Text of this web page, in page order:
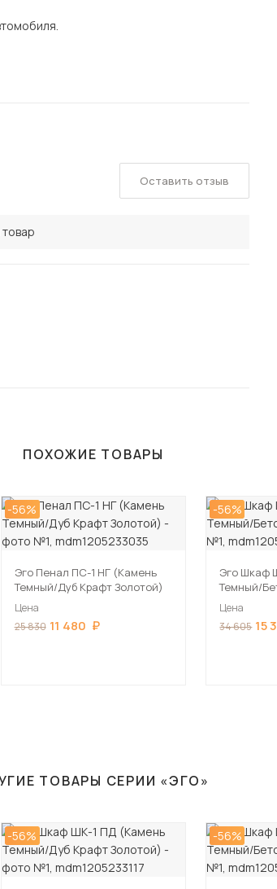
Оставить отзыв
ПОХОЖИЕ ТОВАРЫ
-56%
Эго Пенал ПС-1 НГ (Камень
Темный/Дуб Крафт Золотой)
Цена
25 830 11 480
-56%
Эго Шкаф
Темный/
Цена
34 605 15
ТОВАРЫ СЕРИИ «ЭГО»
-56% -56%